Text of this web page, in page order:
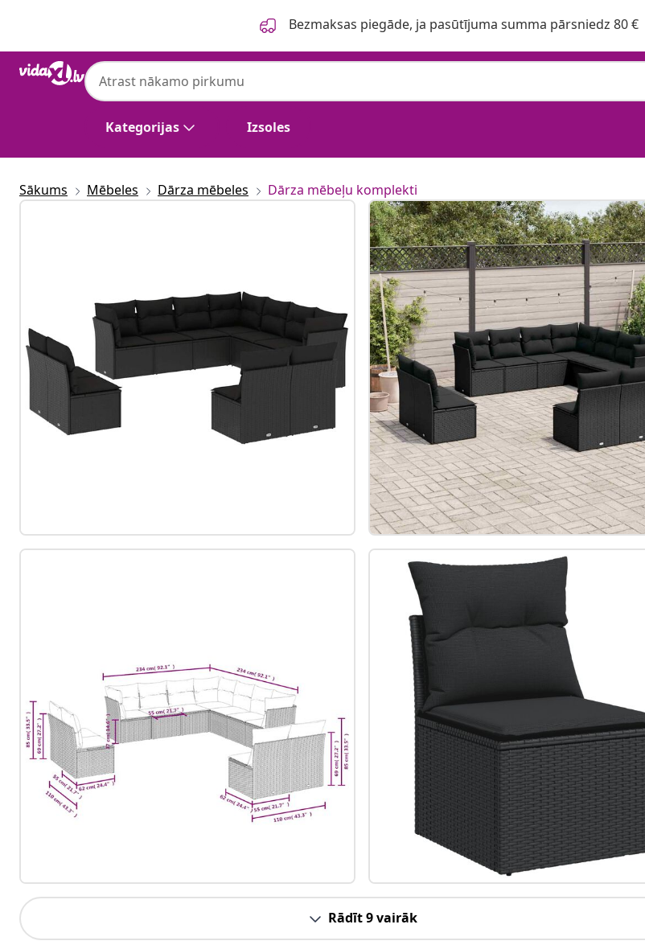
Bezmaksas piegāde, ja pasūtījuma summa pārsniedz 80 €
Kategorijas Izsoles
Sākums Mēbeles Dārza mēbeles Dārza mēbeļu komplekti
Rādīt 9 vairāk